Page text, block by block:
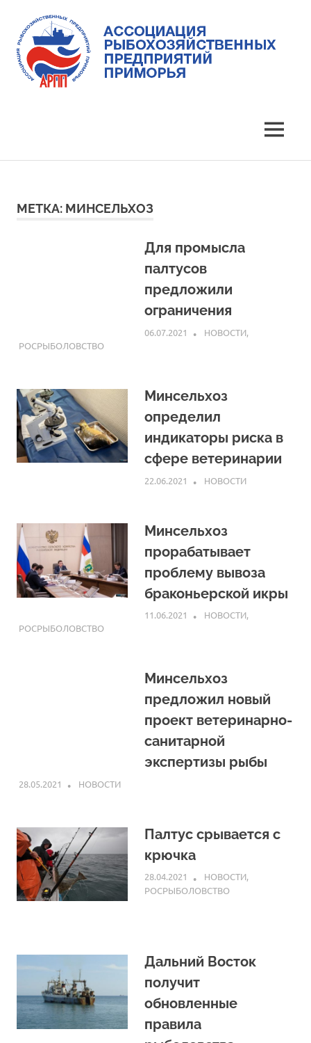
content
Приморья
MENU
МЕТКА: МИНСЕЛЬХОЗ
Для промысла
палтусов
предложили
ограничения
06.07.2021 ARPP
НОВОСТИ,
РОСРЫБОЛОВСТВО
Минсельхоз
определил
индикаторы риска в
сфере ветеринарии
22.06.2021 ARPP
НОВОСТИ
Минсельхоз
прорабатывает
проблему вывоза
браконьерской икры
11.06.2021 ARPP
НОВОСТИ,
РОСРЫБОЛОВСТВО
Минсельхоз
предложил новый
проект ветеринарно-
санитарной
экспертизы рыбы
28.05.2021 ARPP
НОВОСТИ
Палтус срывается с
крючка
28.04.2021 ARPP
НОВОСТИ,
РОСРЫБОЛОВСТВО
Дальний Восток
получит
обновленные
правила